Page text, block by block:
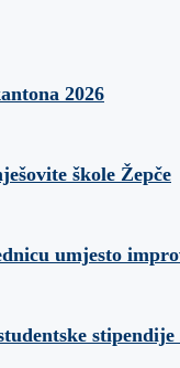
2026
škole Žepče
umjesto
stipendije